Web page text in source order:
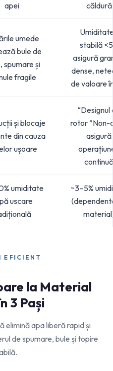
apei
căldură
umede
bule de
spumare și
fragile
stabilă
asigură
dense,
de valoare
și blocaje
din cauza
ușoare
“Designul
rotor ”Non-
asigură
continuă
umiditate
uscare
~3–5%
EFICIENT
la Material
3 Pași
elimină apa liberă rapid și
de spumare, bule și topire